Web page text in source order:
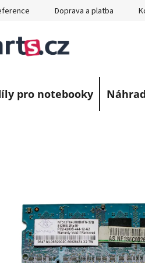
Doprava a platba
pro notebooky